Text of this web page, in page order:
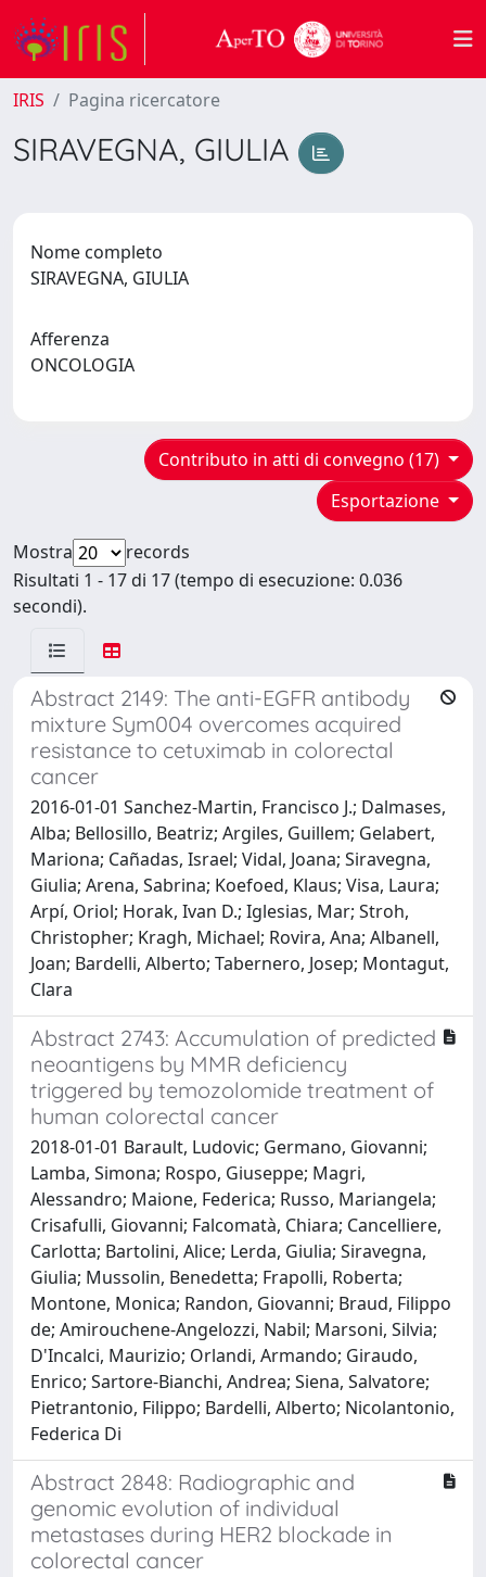
IRIS Pagina ricercatore
SIRAVEGNA, GIULIA
Nome completo
SIRAVEGNA, GIULIA
Afferenza
ONCOLOGIA
Contributo in atti di convegno (17)
Esportazione
Mostra
records
Risultati 1 - 17 di 17 (tempo di esecuzione: 0.036
secondi).
Abstract 2149: The anti-EGFR antibody
mixture Sym004 overcomes acquired
resistance to cetuximab in colorectal
cancer
2016-01-01 Sanchez-Martin, Francisco J.; Dalmases,
Alba; Bellosillo, Beatriz; Argiles, Guillem; Gelabert,
Mariona; Cañadas, Israel; Vidal, Joana; Siravegna,
Giulia; Arena, Sabrina; Koefoed, Klaus; Visa, Laura;
Arpí, Oriol; Horak, Ivan D.; Iglesias, Mar; Stroh,
Christopher; Kragh, Michael; Rovira, Ana; Albanell,
Joan; Bardelli, Alberto; Tabernero, Josep; Montagut,
Clara
Abstract 2743: Accumulation of predicted
neoantigens by MMR deficiency
triggered by temozolomide treatment of
human colorectal cancer
2018-01-01 Barault, Ludovic; Germano, Giovanni;
Lamba, Simona; Rospo, Giuseppe; Magri,
Alessandro; Maione, Federica; Russo, Mariangela;
Crisafulli, Giovanni; Falcomatà, Chiara; Cancelliere,
Carlotta; Bartolini, Alice; Lerda, Giulia; Siravegna,
Giulia; Mussolin, Benedetta; Frapolli, Roberta;
Montone, Monica; Randon, Giovanni; Braud, Filippo
de; Amirouchene-Angelozzi, Nabil; Marsoni, Silvia;
D'Incalci, Maurizio; Orlandi, Armando; Giraudo,
Enrico; Sartore-Bianchi, Andrea; Siena, Salvatore;
Pietrantonio, Filippo; Bardelli, Alberto; Nicolantonio,
Federica Di
Abstract 2848: Radiographic and
genomic evolution of individual
metastases during HER2 blockade in
colorectal cancer